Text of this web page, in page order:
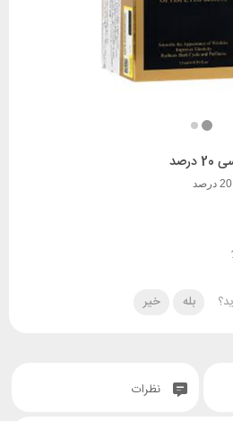
بله خیر
نظرات